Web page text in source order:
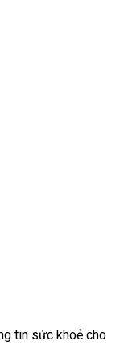
tin sức khoẻ cho